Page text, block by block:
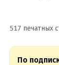
517 печатных
По